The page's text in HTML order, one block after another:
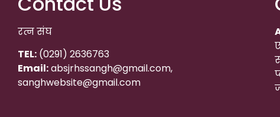
रत्न संघ
TEL: (0291) 2636763
Email:absjrhssangh@gmail.com,
sanghwebsite@gmail.com